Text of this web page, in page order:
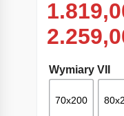
Wymiary VII
70x200